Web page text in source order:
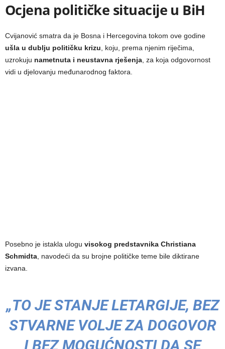
Ocjena političke situacije u BiH
Cvijanović smatra da je Bosna i Hercegovina tokom ove godine
ušla u dublju političku krizu, koju, prema njenim riječima,
uzrokuju nametnuta i neustavna rješenja, za koja odgovornost
vidi u djelovanju međunarodnog faktora.
Posebno je istakla ulogu visokog predstavnika Christiana
Schmidta, navodeći da su brojne političke teme bile diktirane
izvana.
„TO JE STANJE LETARGIJE, BEZ
STVARNE VOLJE ZA DOGOVOR
I BEZ MOGUĆNOSTI DA SE